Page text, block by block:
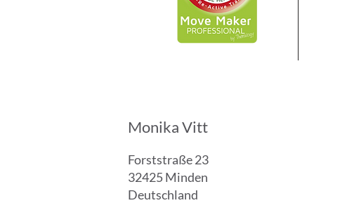
Monika Vitt
Forststraße 23
32425 Minden
Deutschland